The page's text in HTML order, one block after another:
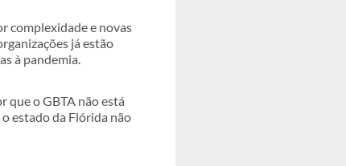
complexidade e novas
já estão
à pandemia.
que o GBTA não está
estado da Flórida não